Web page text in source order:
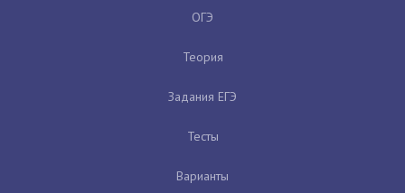
ОГЭ
Теория
Задания ЕГЭ
Тесты
Варианты